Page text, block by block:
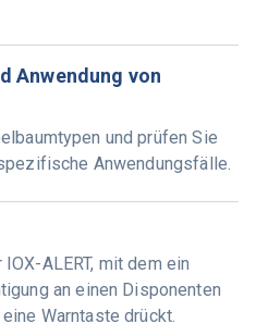
Anwendung von
und prüfen Sie
Anwendungsfälle.
ALERT, mit dem ein
an einen Disponenten
Warntaste drückt.